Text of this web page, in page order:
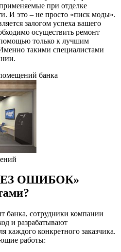
при отделке
И это – не просто «писк моды».
залогом успеха вашего
осуществить ремонт
помощью только к лучшим
такими специалистами
ОШИБОК»
банка, сотрудники компании
и разрабатывают
каждого конкретного заказчика.
работы: